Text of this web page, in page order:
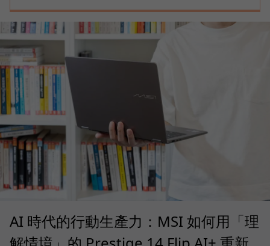
AI 時代的行動生產力：MSI 如何用「理